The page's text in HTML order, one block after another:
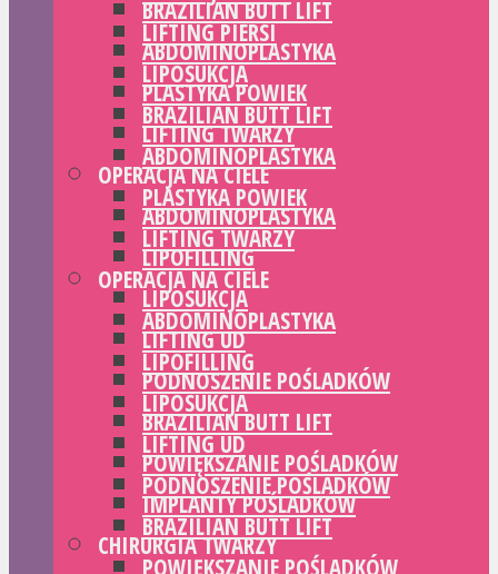
BRAZILIAN BUTT LIFT
ABDOMINOPLASTYKA
PLASTYKA POWIEK
LIFTING TWARZY
OPERACJA NA CIELE
ABDOMINOPLASTYKA
LIPOFILLING
LIPOSUKCJA
LIFTING UD
PODNOSZENIE POŚLADKÓW
BRAZILIAN BUTT LIFT
POWIĘKSZANIE POŚLADKÓW
IMPLANTY POŚLADKÓW
CHIRURGIA TWARZY
LIFTING PIERSI
LIPOSUKCJA
BRAZILIAN BUTT LIFT
ABDOMINOPLASTYKA
PLASTYKA POWIEK
LIFTING TWARZY
OPERACJA NA CIELE
ABDOMINOPLASTYKA
LIPOFILLING
LIPOSUKCJA
LIFTING UD
PODNOSZENIE POŚLADKÓW
BRAZILIAN BUTT LIFT
POWIĘKSZANIE POŚLADKÓW